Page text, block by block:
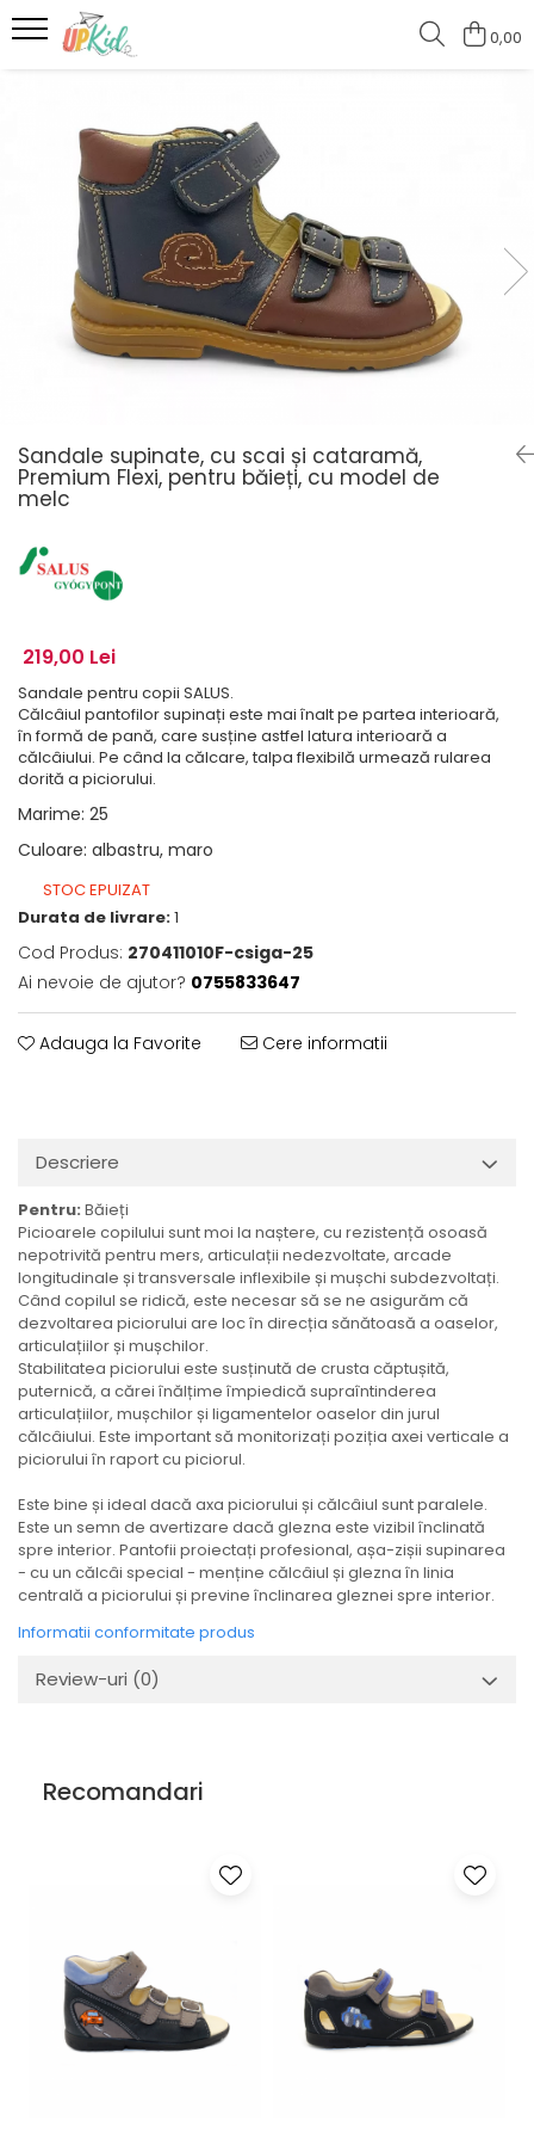
0,00
Sandale supinate, cu scai și cataramă,
Premium Flexi, pentru băieți, cu model de
melc
219,00 Lei
Sandale pentru copii SALUS.
Călcâiul pantofilor supinați este mai înalt pe partea interioară,
în formă de pană, care susține astfel latura interioară a
călcâiului. Pe când la călcare, talpa flexibilă urmează rularea
dorită a piciorului.
Marime: 25
Culoare: albastru, maro
STOC EPUIZAT
Durata de livrare:1
Cod Produs: 270411010F-csiga-25
Ai nevoie de ajutor? 0755833647
Adauga la Favorite Cere informatii
Descriere
Pentru: Băieți
Picioarele copilului sunt moi la naștere, cu rezistență osoasă
nepotrivită pentru mers, articulații nedezvoltate, arcade
longitudinale și transversale inflexibile și mușchi subdezvoltați.
Când copilul se ridică, este necesar să se ne asigurăm că
dezvoltarea piciorului are loc în direcția sănătoasă a oaselor,
articulațiilor și mușchilor.
Stabilitatea piciorului este susținută de crusta căptușită,
puternică, a cărei înălțime împiedică supraîntinderea
articulațiilor, mușchilor și ligamentelor oaselor din jurul
călcâiului. Este important să monitorizați poziția axei verticale a
piciorului în raport cu piciorul.
Este bine și ideal dacă axa piciorului și călcâiul sunt paralele.
Este un semn de avertizare dacă glezna este vizibil înclinată
spre interior. Pantofii proiectați profesional, așa-zișii supinarea
- cu un călcâi special - menține călcâiul și glezna în linia
centrală a piciorului și previne înclinarea gleznei spre interior.
Informatii conformitate produs
Review-uri (0)
Recomandari